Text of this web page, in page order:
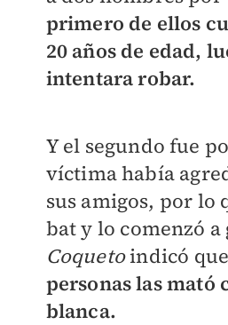
primero de ellos
20 años de edad,
intentara robar.
Y el segundo fue
víctima había
sus amigos, por lo
bat y lo comenzó a
Coquetoindicó que
personas las mató
blanca.